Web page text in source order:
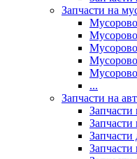
Запчасти на
...
Запчасти на
Запчасти
Запчасти
Запчасти
Запчасти